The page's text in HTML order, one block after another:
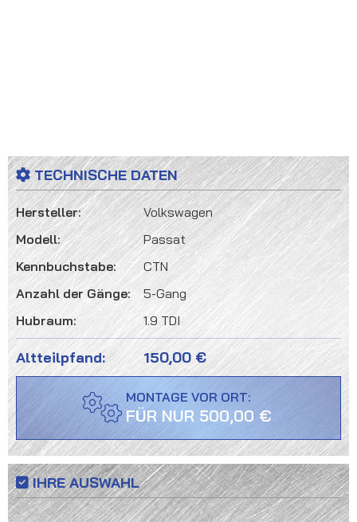
TECHNISCHE DATEN
Hersteller:
Volkswagen
Modell:
Passat
Kennbuchstabe:
CTN
Anzahl der Gänge:
5-Gang
Hubraum:
1.9 TDI
Altteilpfand: 150,00 €
MONTAGE VOR ORT:
FÜR NUR 500,00 €
IHRE AUSWAHL